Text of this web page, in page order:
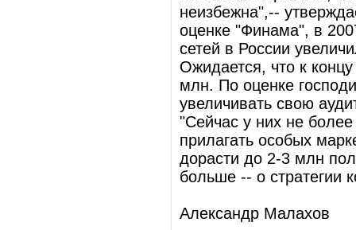
неизбежна",--
оценке "Финама", в
сетей в России
Ожидается, что к
млн. По оценке
увеличивать свою
"Сейчас у них не
прилагать особых
дорасти до 2-3 млн
больше -- о стратегии
Александр Малахов